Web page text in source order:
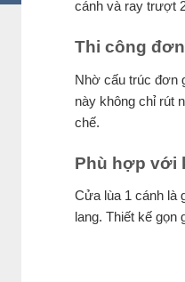
cánh và ray trượt
Thi công
Nhờ cấu trúc đơn
này không chỉ rút
chế.
Phù hợp với
Cửa lùa 1 cánh là
lang. Thiết kế gọn